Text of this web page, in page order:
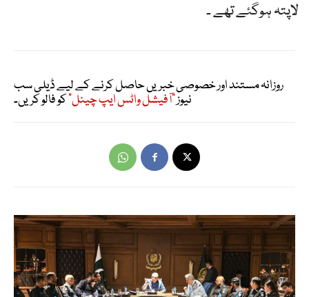
لاپتہ ہوگئے تھے ۔
روزانہ مستند اور خصوصی خبریں حاصل کرنے کے لیے ڈیلی سب
نیوز"آفیشل واٹس ایپ چینل"کو فالو کریں۔